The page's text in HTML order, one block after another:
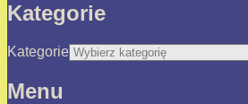
Kategorie
Kategorie
Menu